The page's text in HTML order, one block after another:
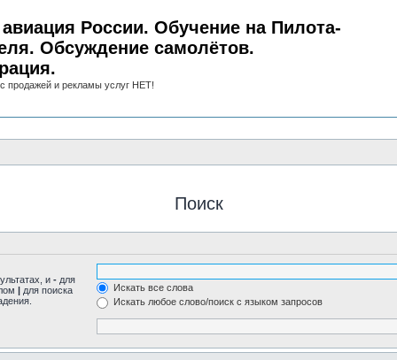
России. Обучение на Пилота-
Обсуждение самолётов.
продажей и рекламы услуг НЕТ!
Поиск
и - для
| для поиска
Искать все слова
Искать любое слово/поиск с языком запросов